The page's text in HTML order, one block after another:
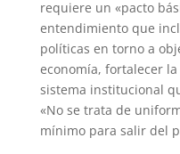
requiere un «pacto
entendimiento que
políticas en torno a
economía, fortalecer
sistema institucional
«No se trata de
mínimo para salir del